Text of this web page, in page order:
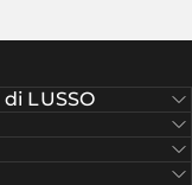
LUSSO